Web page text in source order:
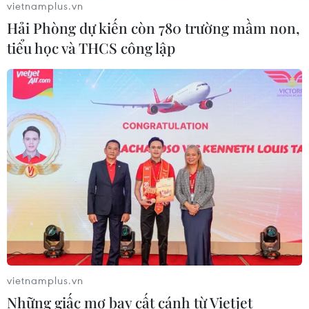
Hạn hán nghiêm trọng đe dọa "huyết
mạch" kinh tế châu Âu
07/08/2026 07:58
Xem thêm
CƠ QUAN CHỦ QUẢN: THÔNG TẤN XÃ VIỆT NAM
Tổng Biên tập: TRẦN TIẾN DUẨN
Phó Tổng Biên tập: NGUYỄN THỊ TÁM, KHÚC THANH
THỦY
vietnamplus.vn
Hải Phòng dự kiến còn 780 trường mầm non,
tiểu học và THCS công lập
vietnamplus.vn
Những giấc mơ bay cất cánh từ Vietjet